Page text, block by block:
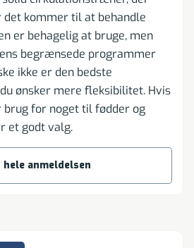
det kommer til at behandle
er behagelig at bruge, men
begrænsede programmer
ikke er den bedste
ønsker mere fleksibilitet. Hvis
brug for noget til fødder og
et godt valg.
hele anmeldelsen